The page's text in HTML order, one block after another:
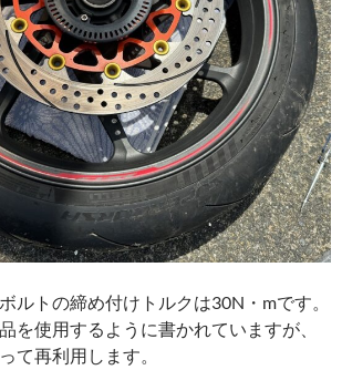
ルトの締め付けトルクは30N・mです。
を使用するように書かれていますが、
て再利用します。